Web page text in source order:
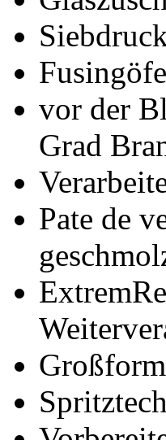
vor der
Grad
Pate de